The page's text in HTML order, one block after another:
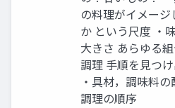
の料理がイメー
か という尺度 ・
大きさ あらゆる
調理 手順を見つ
・具材，調味料
調理の順序